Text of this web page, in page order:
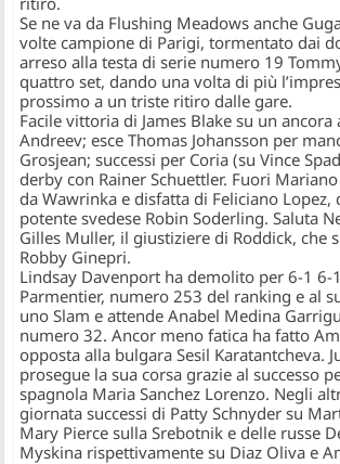
Se ne va da Flushing Meadows anche
volte campione di Parigi, tormentato dai
arreso alla testa di serie numero 19
quattro set, dando una volta di più
prossimo a un triste ritiro dalle gare.
Facile vittoria di James Blake su un ancora
Andreev; esceThomas Johansson per
Grosjean; successi per Coria (su Vince
derby con Rainer Schuettler. Fuori
da Wawrinka e disfatta di Feliciano Lopez,
potente svedese Robin Soderling. Saluta
Gilles Muller, il giustiziere di Roddick, che
Robby Ginepri.
Lindsay Davenport ha demolito per 6-1 6-
Parmentier, numero 253 del ranking e al
uno Slam e attende Anabel Medina
numero 32. Ancor meno fatica ha fatto
opposta alla bulgaraSesil Karatantcheva.
prosegue la sua corsa grazie al successo
spagnola Maria Sanchez Lorenzo. Negli
giornata successi di Patty Schnyder su
Mary Pierce sulla Srebotnik e delle russe
Myskina rispettivamente su Diaz Oliva e